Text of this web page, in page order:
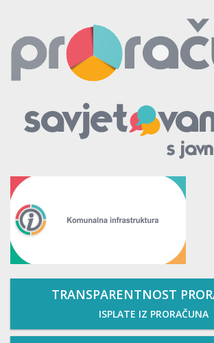
TRANSPARENTNOST
ISPLATE IZ PRORAČUNA